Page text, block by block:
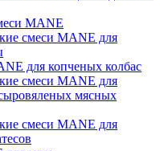
MANE
смеси MANE для
для копченых колбас
смеси MANE для
мясных
смеси MANE для